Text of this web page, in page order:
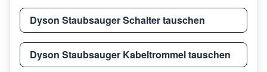
Dyson Staubsauger Schalter tauschen
Dyson Staubsauger Kabeltrommel tauschen